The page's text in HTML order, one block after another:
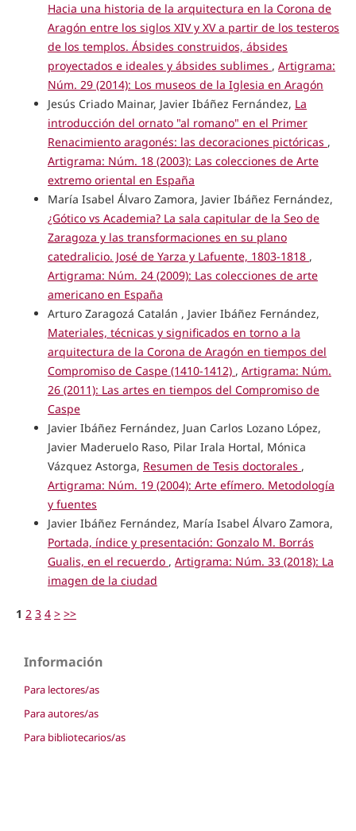
Hacia una historia de la arquitectura en la Corona de
Aragón entre los siglos XIV y XV a partir de los testeros
de los templos. Ábsides construidos, ábsides
proyectados e ideales y ábsides sublimes , Artigrama:
Núm. 29 (2014): Los museos de la Iglesia en Aragón
Jesús Criado Mainar, Javier Ibáñez Fernández, La
introducción del ornato "al romano" en el Primer
Renacimiento aragonés: las decoraciones pictóricas ,
Artigrama: Núm. 18 (2003): Las colecciones de Arte
extremo oriental en España
María Isabel Álvaro Zamora, Javier Ibáñez Fernández,
¿Gótico vs Academia? La sala capitular de la Seo de
Zaragoza y las transformaciones en su plano
catedralicio. José de Yarza y Lafuente, 1803-1818 ,
Artigrama: Núm. 24 (2009): Las colecciones de arte
americano en España
Arturo Zaragozá Catalán , Javier Ibáñez Fernández,
Materiales, técnicas y significados en torno a la
arquitectura de la Corona de Aragón en tiempos del
Compromiso de Caspe (1410-1412) , Artigrama: Núm.
26 (2011): Las artes en tiempos del Compromiso de
Caspe
Javier Ibáñez Fernández, Juan Carlos Lozano López,
Javier Maderuelo Raso, Pilar Irala Hortal, Mónica
Vázquez Astorga, Resumen de Tesis doctorales ,
Artigrama: Núm. 19 (2004): Arte efímero. Metodología
y fuentes
Javier Ibáñez Fernández, María Isabel Álvaro Zamora,
Portada, índice y presentación: Gonzalo M. Borrás
Gualis, en el recuerdo , Artigrama: Núm. 33 (2018): La
imagen de la ciudad
1 2 3 4 > >>
Información
Para lectores/as
Para autores/as
Para bibliotecarios/as